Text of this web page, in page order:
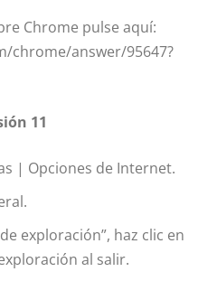
Chrome pulse aquí:
chrome/answer/95647?
11
| Opciones de Internet.
exploración”, haz clic en
al salir.